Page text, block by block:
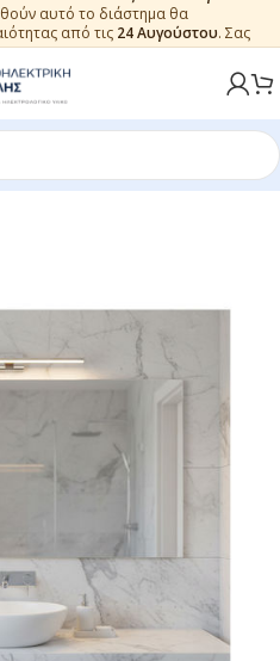
αυτό το διάστημα θα
από τις 24 Αυγούστου. Σας